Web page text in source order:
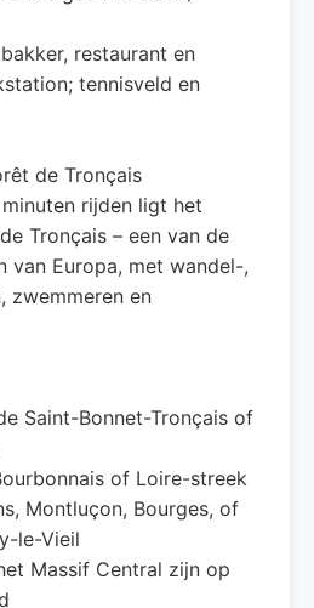
restaurant en
tennisveld en
de Tronçais
rijden ligt het
Tronçais – een van de
van Europa, met wandel-,
zwemmeren en
Saint-Bonnet-Tronçais of
of Loire-streek
Montluçon, Bourges, of
le-Vieil
Massif Central zijn op